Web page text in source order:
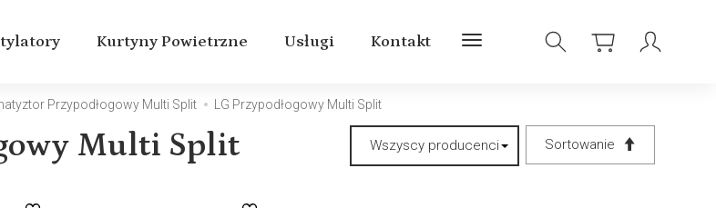
Kurtyny Powietrzne Usługi Kontakt
Przypodłogowy Multi Split LG Przypodłogowy Multi Split
Multi Split Sortowanie